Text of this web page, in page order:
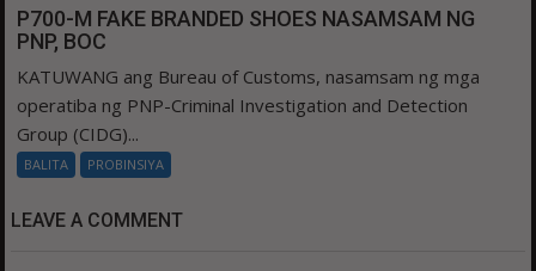
P700-M FAKE BRANDED SHOES NASAMSAM NG
PNP, BOC
KATUWANG ang Bureau of Customs, nasamsam ng mga
operatiba ng PNP-Criminal Investigation and Detection
Group (CIDG)...
BALITA PROBINSIYA
LEAVE A COMMENT